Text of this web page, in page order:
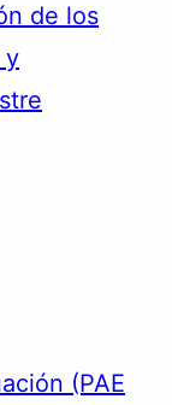
de los
y
(PAE